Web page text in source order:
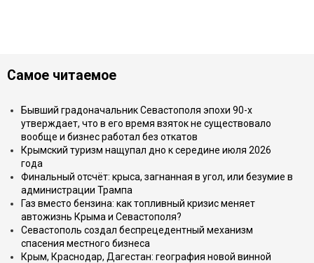
Самое читаемое
Бывший градоначальник Севастополя эпохи 90-х
утверждает, что в его время взяток не существовало
вообще и бизнес работал без откатов
Крымский туризм нащупал дно к середине июля 2026
года
Финальный отсчёт: крыса, загнанная в угол, или безумие в
администрации Трампа
Газ вместо бензина: как топливный кризис меняет
автожизнь Крыма и Севастополя?
Севастополь создал беспрецедентный механизм
спасения местного бизнеса
Крым, Краснодар, Дагестан: география новой винной